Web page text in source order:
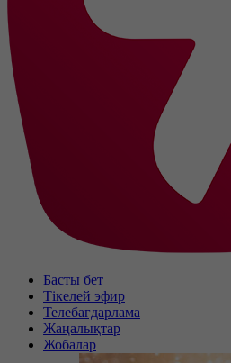
Басты бет
Тікелей эфир
Телебағдарлама
Жаңалықтар
Жобалар